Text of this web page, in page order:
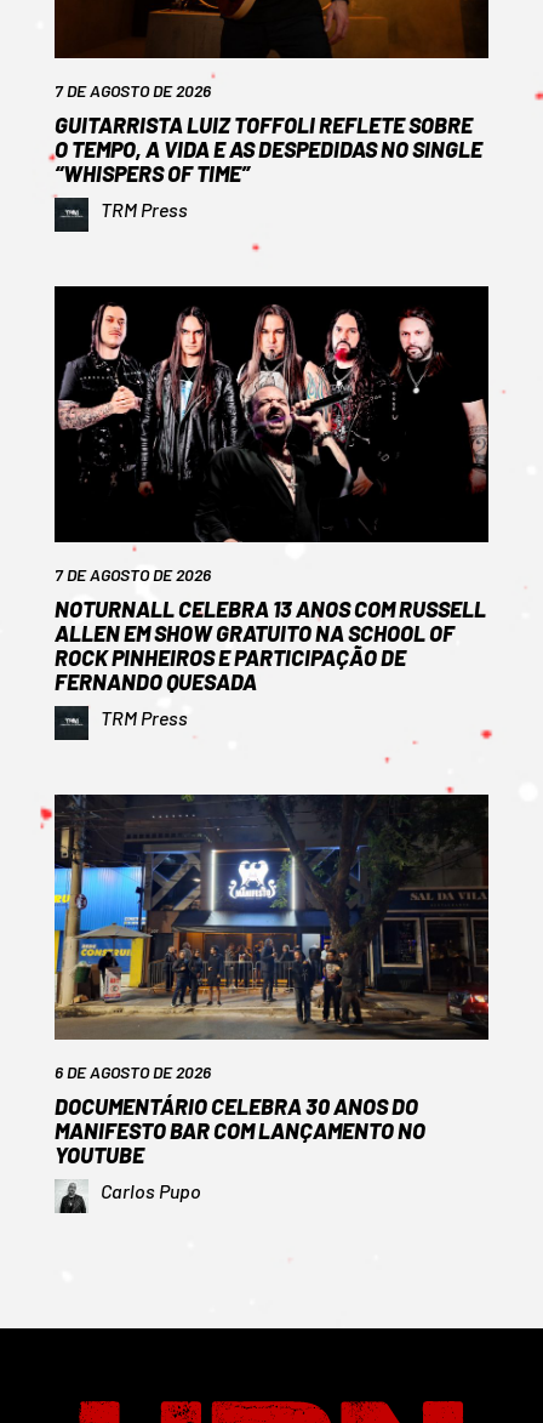
7 DE AGOSTO DE 2026
GUITARRISTA LUIZ TOFFOLI REFLETE SOBRE
O TEMPO, A VIDA E AS DESPEDIDAS NO SINGLE
“WHISPERS OF TIME”
TRM Press
7 DE AGOSTO DE 2026
NOTURNALL CELEBRA 13 ANOS COM RUSSELL
ALLEN EM SHOW GRATUITO NA SCHOOL OF
ROCK PINHEIROS E PARTICIPAÇÃO DE
FERNANDO QUESADA
TRM Press
6 DE AGOSTO DE 2026
DOCUMENTÁRIO CELEBRA 30 ANOS DO
MANIFESTO BAR COM LANÇAMENTO NO
YOUTUBE
Carlos Pupo